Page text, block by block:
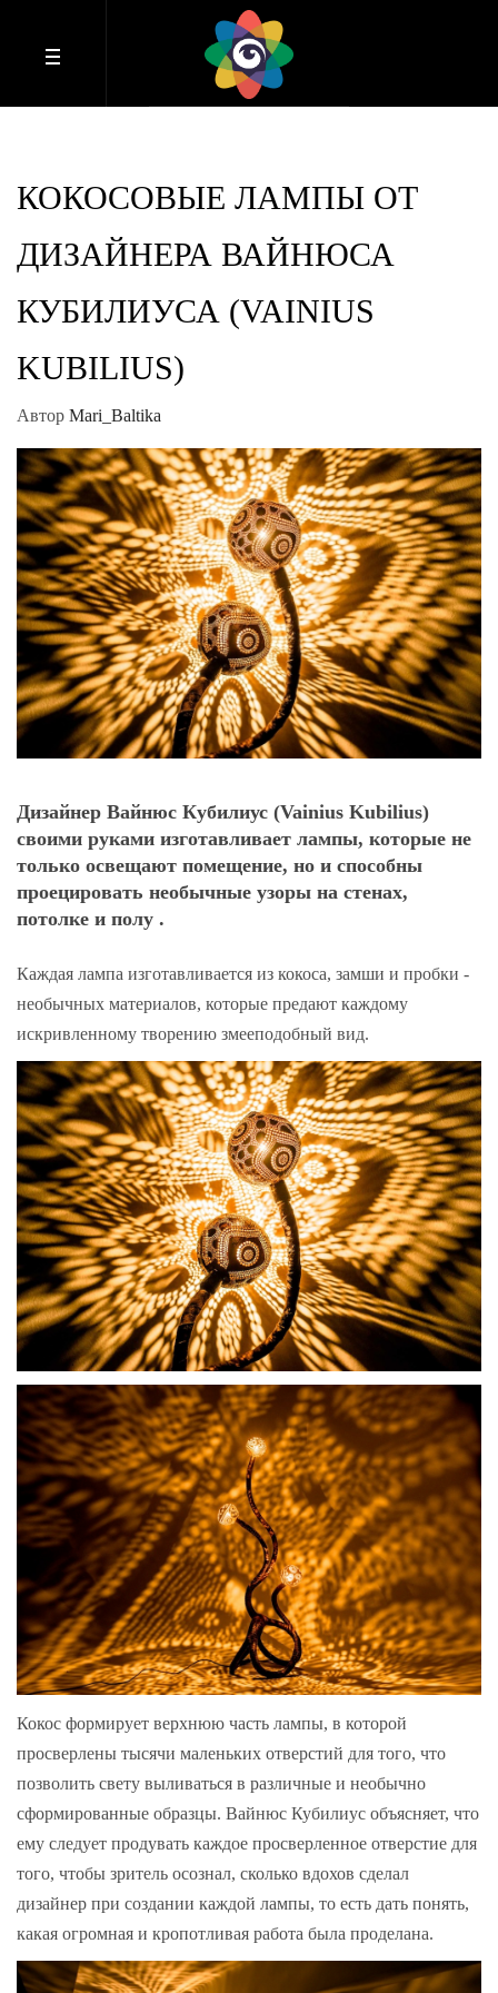
КОКОСОВЫЕ ЛАМПЫ ОТ
ДИЗАЙНЕРА ВАЙНЮСА
КУБИЛИУСА (VAINIUS
KUBILIUS)
Автор Mari_Baltika
Дизайнер Вайнюс Кубилиус (Vainius Kubilius)
своими руками изготавливает лампы, которые не
только освещают помещение, но и способны
проецировать необычные узоры на стенах,
потолке и полу .
Каждая лампа изготавливается из кокоса, замши и пробки -
необычных материалов, которые предают каждому
искривленному творению змееподобный вид.
Кокос формирует верхнюю часть лампы, в которой
просверлены тысячи маленьких отверстий для того, что
позволить свету выливаться в различные и необычно
сформированные образцы. Вайнюс Кубилиус объясняет, что
ему следует продувать каждое просверленное отверстие для
того, чтобы зритель осознал, сколько вдохов сделал
дизайнер при создании каждой лампы, то есть дать понять,
какая огромная и кропотливая работа была проделана.